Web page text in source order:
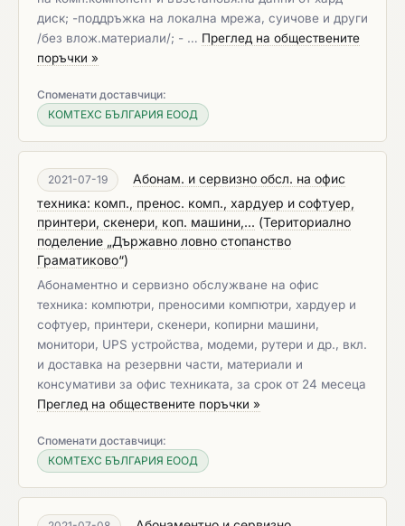
диск; -поддръжка на локална мрежа, суичове и други
/без влож.материали/; - … Преглед на обществените
поръчки »
Споменати доставчици:
КОМТЕХС БЪЛГАРИЯ ЕООД
2021-07-19
Абонам. и сервизно обсл. на офис
техника: комп., пренос. комп., хардуер и софтуер,
принтери, скенери, коп. машини,... (Териториално
поделение „Държавно ловно стопанство
Граматиково“)
Абонаментно и сервизно обслужване на офис
техника: компютри, преносими компютри, хардуер и
софтуер, принтери, скенери, копирни машини,
монитори, UPS устройства, модеми, рутери и др., вкл.
и доставка на резервни части, материали и
консумативи за офис техниката, за срок от 24 месеца
Преглед на обществените поръчки »
Споменати доставчици:
КОМТЕХС БЪЛГАРИЯ ЕООД